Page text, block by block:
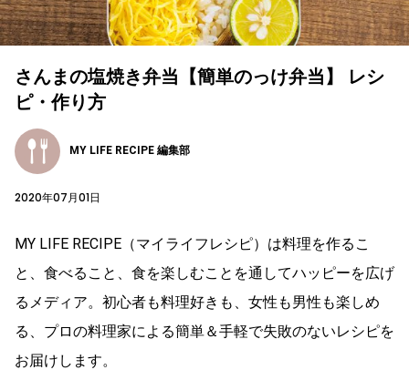
さんまの塩焼き弁当【簡単のっけ弁当】 レシ
ピ・作り方
MY LIFE RECIPE 編集部
2020年07月01日
MY LIFE RECIPE（マイライフレシピ）は料理を作るこ
と、食べること、食を楽しむことを通してハッピーを広げ
るメディア。初心者も料理好きも、女性も男性も楽しめ
る、プロの料理家による簡単＆手軽で失敗のないレシピを
お届けします。